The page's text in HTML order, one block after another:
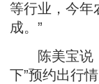
等行业，今年
成。”
陈美宝说，
下”预约出行